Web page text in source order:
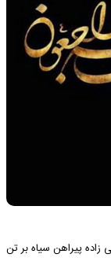
پیراهن سیاه بر تن